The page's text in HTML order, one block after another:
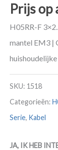
Prijs op
H05RR-F
mantel EM3 |
SKU: 1518
Categorieën:
Serie, Kabel
JA, IK HEB